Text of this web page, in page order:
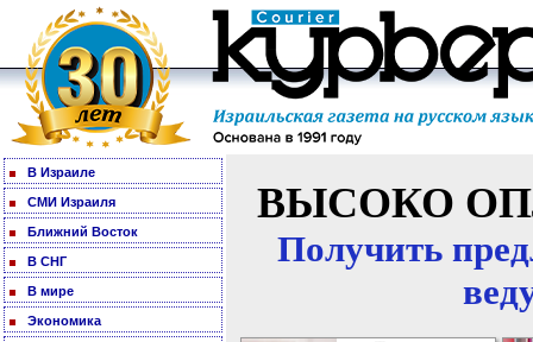
В Израиле
СМИ Израиля
Ближний Восток
В СНГ
В мире
Экономика
ВЫСОКО
Получить